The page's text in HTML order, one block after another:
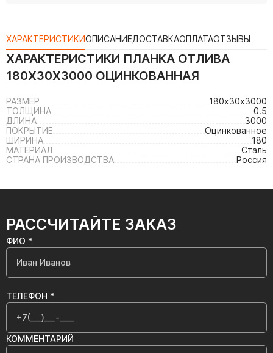
ХАРАКТЕРИСТИКИОПИСАНИЕДОСТАВКАОПЛАТАОТЗЫВЫ
ХАРАКТЕРИСТИКИ ПЛАНКА ОТЛИВА
180Х30Х3000 ОЦИНКОВАННАЯ
РАЗМЕР
180х30х3000
ТОЛЩИНА
0.5
ДЛИНА
3000
ПОКРЫТИЕ
Оцинкованное
ШИРИНА
180
МАТЕРИАЛ
Сталь
СТРАНА ПРОИЗВОДСТВА
Россия
РАССЧИТАЙТЕ ЗАКАЗ
ФИО *
ТЕЛЕФОН *
КОММЕНТАРИЙ